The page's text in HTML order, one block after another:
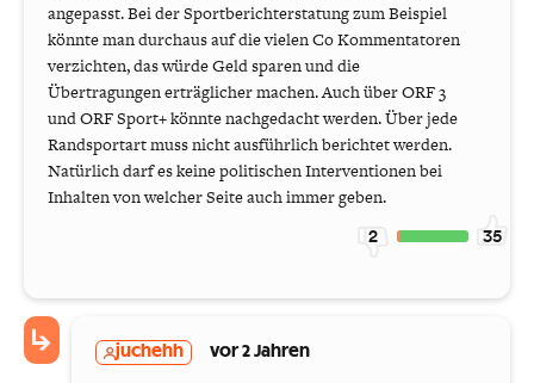
angepasst. Bei der Sportberichterstatung zum Beispiel
könnte man durchaus auf die vielen Co Kommentatoren
verzichten, das würde Geld sparen und die
Übertragungen erträglicher machen. Auch über ORF 3
und ORF Sport+ könnte nachgedacht werden. Über jede
Randsportart muss nicht ausführlich berichtet werden.
Natürlich darf es keine politischen Interventionen bei
Inhalten von welcher Seite auch immer geben.
2 35
juchehh vor 2 Jahren